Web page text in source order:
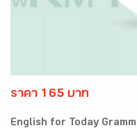
ราคา 165 บาท
English for Today